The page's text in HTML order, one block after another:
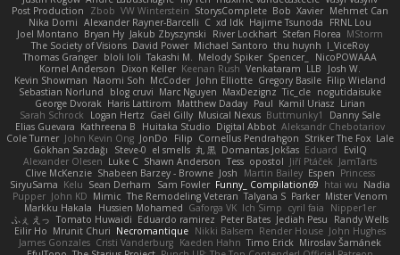
Post Production
Zbob VW Winterstein StorysComplete Bob Xavier Mehmet Can
Nika Domi Alexander Rayner-Barcelli C xd Idk Hajime Tsunoda
FRNL Lou
Joel Montano Bryan Hy Jakub Zbyszynski River Lockhart Stefan Florea MStorm
The Society of Visions David Power Michael Santoro thu huynh I_ViceRoy
Thomas Granger bloli loli Takashi M. Melody Spiker Spencer_
NicoPOWAAA
Kornel Anderson
Dixon Keller Keenan Rush Venkataram LLB
Josh W.
Kevin Showman Naomi Soh McCoder John Elliotte Gregory Basile Filip Wieland
Sebastian Norlund
blog cruvi Marc Nguyen MaxDezignz Tic_cle nogutidaisuke
George Dvorak Haris Lattirom Matthew Daday Paul Kamil Uriasz Lirian
Sarah Schrock
Logan Hertz Gaël Gilly Musical Nexus Buttmunky1
Danny Sale
Elias Guevara Kathreena B Huitaka Studio Digital Abbot Aleksandr Chebotariov
Cole Turner John Kevin Ong JonDo Filip Cornellus Pendrahgon Striker The Fox Lale
Gökhan Sazdağı
Steve-0 el smells 丸 黒 Domantas Jokšas Eduard
EvilQ
Alexander Olesen Luke C Shawn Anderson Tess opostol Jiří Ptáček JamTarts
Clive McKenzie Shabeen Barzey - Browne Josh Martin Bailey Espen Princess
SiryuSama Kelu Sean Derham Sam Fowler Funny_ Compilation69 htai wu Nadia
Pupper John KD Mimic The Remodeling Veteran Talyana S Parker Mister Venom
Markku Hakala
Hussien Mohamed Gaforga VK Ich Simp cyril faia
Nipper1er
ふぇ えっ Tomato Huwaidi Eduardo ramirez Peter Bates Jediah Pesu
Randy Wells
Eilir Ho Mrunit Churi Necromantique Nikki Balsem Render House John Hughes
James Gonzales Cristi Vanderburg Kaeden Hahn Timo Erick Miroslav Šamánek